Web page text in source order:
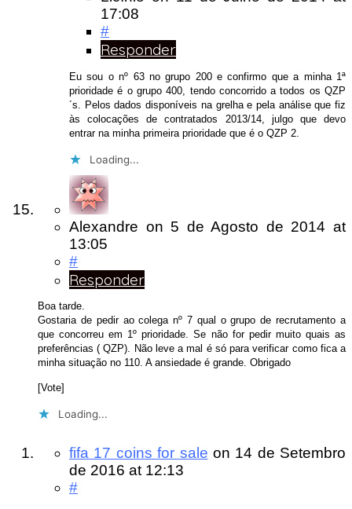
17:08
#
Responder
Eu sou o nº 63 no grupo 200 e confirmo que a minha 1ª
prioridade é o grupo 400, tendo concorrido a todos os QZP
´s. Pelos dados disponíveis na grelha e pela análise que fiz
às colocações de contratados 2013/14, julgo que devo
entrar na minha primeira prioridade que é o QZP 2.
Loading...
Alexandre on 5 de Agosto de 2014at
13:05
#
Responder
Boa tarde.
Gostaria de pedir ao colega nº 7 qual o grupo de recrutamento a
que concorreu em 1º prioridade. Se não for pedir muito quais as
preferências ( QZP). Não leve a mal é só para verificar como fica a
minha situação no 110. A ansiedade é grande. Obrigado
[Vote]
Loading...
fifa 17 coins for sale on 14 de Setembro
de 2016 at 12:13
#